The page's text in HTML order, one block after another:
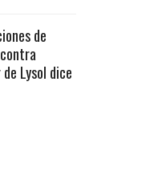
de
Lysol dice